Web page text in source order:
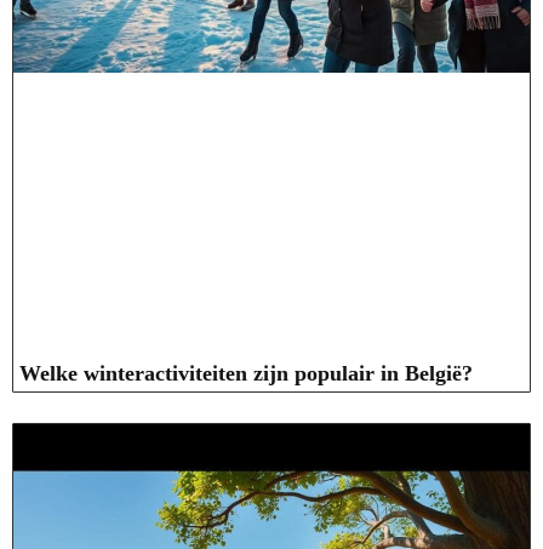
Welke winteractiviteiten zijn populair in België?